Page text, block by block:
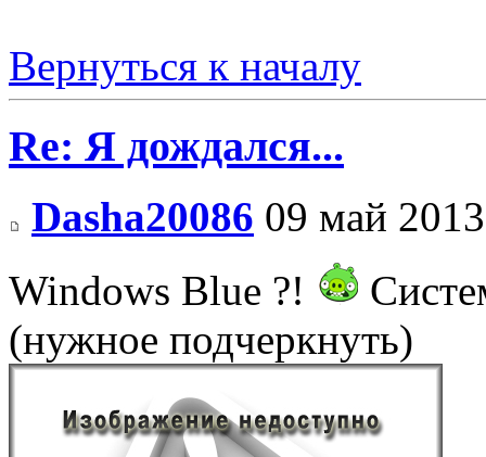
Вернуться к началу
Re: Я дождался...
Dasha20086 09 май
Windows Blue ?!
(нужное подчеркнуть)